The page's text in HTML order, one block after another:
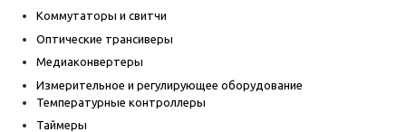
Коммутаторы и свитчи
Оптические трансиверы
Медиаконвертеры
Измерительное и регулирующее оборудование
Температурные контроллеры
Таймеры